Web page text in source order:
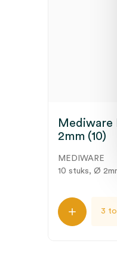
Mediware
2mm (10)
MEDIWARE
10 stuks, Ø
3